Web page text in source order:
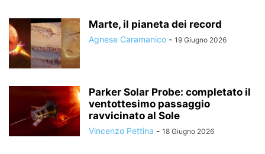
Marte, il pianeta dei record
Agnese Caramanico - 19 Giugno 2026
Parker Solar Probe: completato il
ventottesimo passaggio
ravvicinato al Sole
Vincenzo Pettina - 18 Giugno 2026